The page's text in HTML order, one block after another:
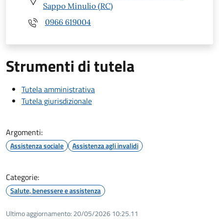
Sappo Minulio (RC)
0966 619004
Strumenti di tutela
Tutela amministrativa
Tutela giurisdizionale
Argomenti:
Assistenza sociale Assistenza agli invalidi
Categorie:
Salute, benessere e assistenza
Ultimo aggiornamento: 20/05/2026 10:25.11